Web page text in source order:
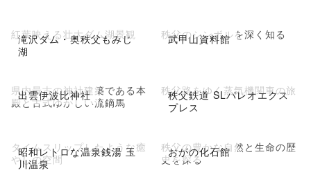
滝沢ダム・奥秩父もみじ
湖
紅葉映える壮大ダム湖景観 武甲山資料館
秩父のシンボルを深く知る
出雲伊波比神社
県内最古の神社建築である本
殿と古式ゆかしい流鏑馬
秩父鉄道 SLパレオエクス
プレス
秩父路をゆく蒸気機関車の旅
昭和レトロな温泉銭湯 玉
川温泉
タイムスリップしたような癒
やしの空間
おがの化石館
秩父の豊かな自然と生命の歴
史を探る